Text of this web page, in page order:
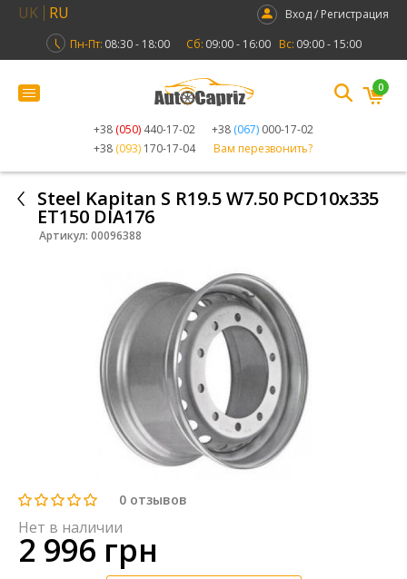
UK RU
Вход / Регистрация
Пн-Пт: 08:30 - 18:00 Сб: 09:00 - 16:00 Вс: 09:00 - 15:00
+38 (050) 440-17-02 +38 (067) 000-17-02
+38 (093) 170-17-04 Вам перезвонить?
0
Steel Kapitan S R19.5 W7.50 PCD10x335
ET150 DIA176
Артикул: 00096388
0 отзывов
Нет в наличии
2 996 грн